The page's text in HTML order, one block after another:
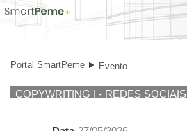
Evento
Portal SmartPeme Evento
COPYWRITING I - REDES SOCIAIS